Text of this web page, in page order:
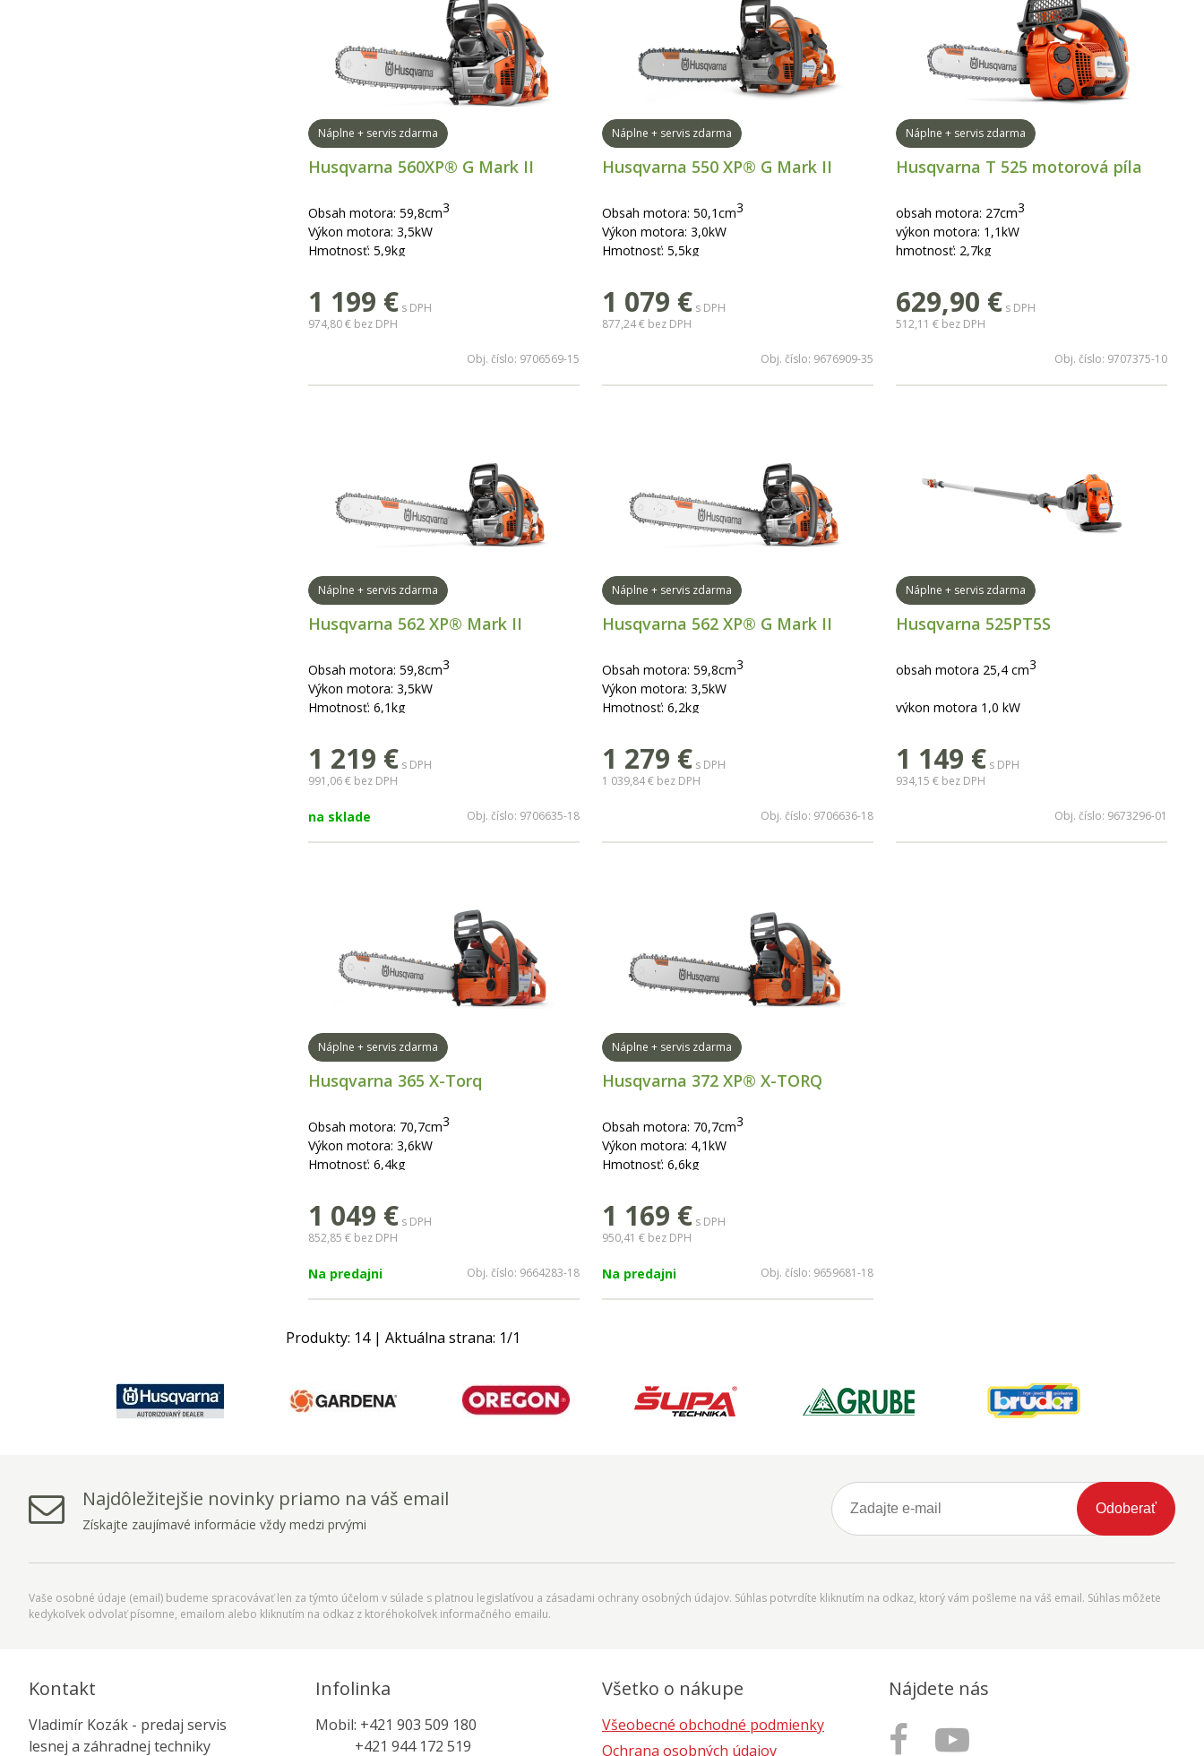
Náplne + servis zdarma
Husqvarna 560XP® G Mark II
Obsah motora: 59,8cm3
Výkon motora: 3,5kW
Hmotnosť: 5,9kg
Vyhrievaná rukoväť
1 199 € s DPH
974,80 € bez DPH
Obj. číslo: 9706569-15
Náplne + servis zdarma
Husqvarna 550 XP® G Mark II
Obsah motora: 50,1cm3
Výkon motora: 3,0kW
Hmotnosť: 5,5kg
Vyhrievaná rukoväť
1 079 € s DPH
877,24 € bez DPH
Obj. číslo: 9676909-35
Náplne + servis zdarma
Husqvarna T 525 motorová píla
obsah motora: 27cm3
výkon motora: 1,1kW
hmotnosť: 2,7kg
629,90 € s DPH
512,11 € bez DPH
Obj. číslo: 9707375-10
Náplne + servis zdarma
Husqvarna 562 XP® Mark II
Obsah motora: 59,8cm3
Výkon motora: 3,5kW
Hmotnosť: 6,1kg
1 219 € s DPH
991,06 € bez DPH
na sklade Obj. číslo: 9706635-18
Náplne + servis zdarma
Husqvarna 562 XP® G Mark II
Obsah motora: 59,8cm3
Výkon motora: 3,5kW
Hmotnosť: 6,2kg
Vyhrievaná rukoväť
1 279 € s DPH
1 039,84 € bez DPH
Obj. číslo: 9706636-18
Náplne + servis zdarma
Husqvarna 525PT5S
obsah motora 25,4 cm3
výkon motora 1,0 kW
1 149 € s DPH
934,15 € bez DPH
Obj. číslo: 9673296-01
Náplne + servis zdarma
Husqvarna 365 X-Torq
Obsah motora: 70,7cm3
Výkon motora: 3,6kW
Hmotnosť: 6,4kg
1 049 € s DPH
852,85 € bez DPH
Na predajni Obj. číslo: 9664283-18
Náplne + servis zdarma
Husqvarna 372 XP® X-TORQ
Obsah motora: 70,7cm3
Výkon motora: 4,1kW
Hmotnosť: 6,6kg
1 169 € s DPH
950,41 € bez DPH
Na predajni Obj. číslo: 9659681-18
Produkty: 14| Aktuálna strana: 1/1
Najdôležitejšie novinky priamo na váš email
Získajte zaujímavé informácie vždy medzi prvými
Odoberať
Vaše osobné údaje (email) budeme spracovávať len za týmto účelom v súlade s platnou legislatívou a zásadami ochrany osobných údajov. Súhlas potvrdíte kliknutím na odkaz, ktorý vám pošleme na váš email. Súhlas môžete
kedykoľvek odvolať písomne, emailom alebo kliknutím na odkaz z ktoréhokoľvek informačného emailu.
Kontakt
Vladimír Kozák - predaj servis
lesnej a záhradnej techniky
Infolinka
Mobil: +421 903 509 180
+421 944 172 519
Všetko o nákupe
Všeobecné obchodné podmienky
Ochrana osobných údajov
Nájdete nás